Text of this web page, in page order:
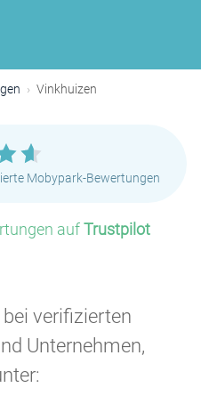
Vinkhuizen
Mobypark-Bewertungen
aufTrustpilot
verifizierten
Unternehmen,